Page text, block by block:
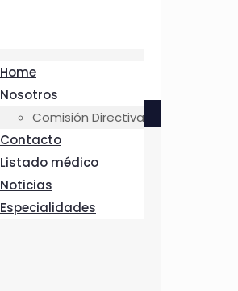
Home
Nosotros
Comisión Directiva
Contacto
Listado médico
Noticias
Especialidades